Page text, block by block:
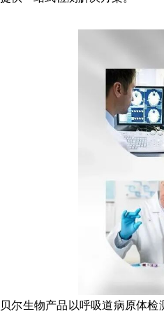
贝尔生物产品以呼吸道病原体